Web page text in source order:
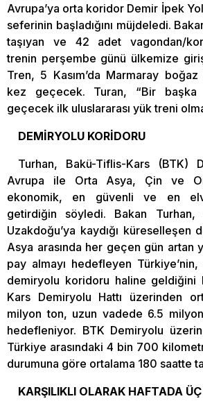
Avrupa’ya orta koridor Demir İpek
seferinin başladığını müjdeledi.
taşıyan ve 42 adet vagondan/
trenin perşembe günü ülkemize giriş
Tren, 5 Kasım’da Marmaray
kez geçecek. Turan, “Bir başka
geçecek ilk uluslararası yük treni
DEMİRYOLU KORİDORU
Turhan, Bakü-Tiflis-Kars (BTK)
Avrupa ile Orta Asya, Çin ve
ekonomik, en güvenli ve en
getirdiğin söyledi. Bakan Turhan,
Uzakdoğu’ya kaydığı küreselleşen
Asya arasında her geçen gün artan
pay almayı hedefleyen Türkiye’nin,
demiryolu koridoru haline geldiğini
Kars Demiryolu Hattı üzerinden
milyon ton, uzun vadede 6.5 milyon
hedefleniyor. BTK Demiryolu
Türkiye arasındaki 4 bin 700
durumuna göre ortalama 180 saatte
KARŞILIKLI OLARAK HAFTADA ÜÇ